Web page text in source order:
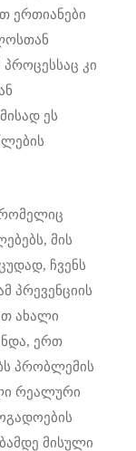
ერთიანები
პროცესსაც კი
ეს
რომელიც
მის
ჩვენს
პრევენციის
ახალი
ერთ
პრობლემის
რეალური
მისული